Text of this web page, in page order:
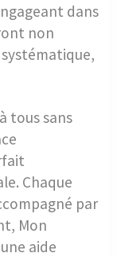
dans
non
tous sans
Chaque
par
Mon
aide